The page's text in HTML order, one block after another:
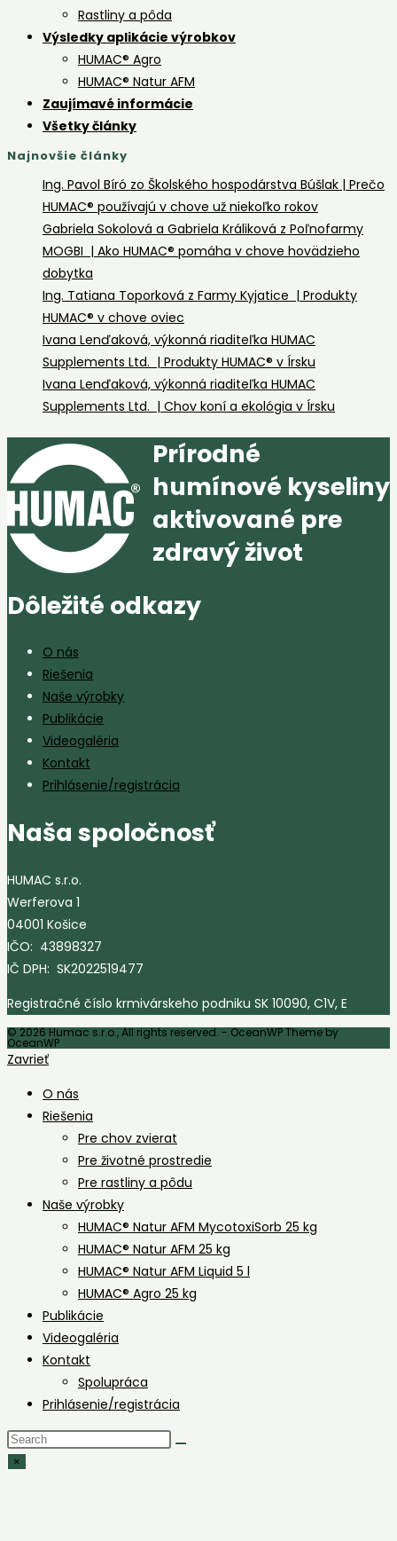
Rastliny a pôda
Výsledky aplikácie výrobkov
HUMAC® Agro
HUMAC® Natur AFM
Zaujímavé informácie
Všetky články
Najnovšie články
Ing. Pavol Bíró zo Školského hospodárstva Búšlak | Prečo
HUMAC® používajú v chove už niekoľko rokov
Gabriela Sokolová a Gabriela Králiková z Poľnofarmy
MOGBI | Ako HUMAC® pomáha v chove hovädzieho
dobytka
Ing. Tatiana Toporková z Farmy Kyjatice | Produkty
HUMAC® v chove oviec
Ivana Lenďaková, výkonná riaditeľka HUMAC
Supplements Ltd. | Produkty HUMAC® v Írsku
Ivana Lenďaková, výkonná riaditeľka HUMAC
Supplements Ltd. | Chov koní a ekológia v Írsku
Prírodné
humínové kyseliny
aktivované pre
zdravý život
Dôležité odkazy
O nás
Riešenia
Naše výrobky
Publikácie
Videogaléria
Kontakt
Prihlásenie/registrácia
Naša spoločnosť
HUMAC s.r.o.
Werferova 1
04001 Košice
IČO: 43898327
IČ DPH: SK2022519477
Registračné číslo krmivárskeho podniku SK 10090, C1V, E
© 2026 Humac s.r.o., All rights reserved. - OceanWP Theme by
OceanWP
Zavrieť
O nás
Riešenia
Pre chov zvierat
Pre životné prostredie
Pre rastliny a pôdu
Naše výrobky
HUMAC® Natur AFM MycotoxiSorb 25 kg
HUMAC® Natur AFM 25 kg
HUMAC® Natur AFM Liquid 5 l
HUMAC® Agro 25 kg
Publikácie
Videogaléria
Kontakt
Spolupráca
Prihlásenie/registrácia
Search
this
×